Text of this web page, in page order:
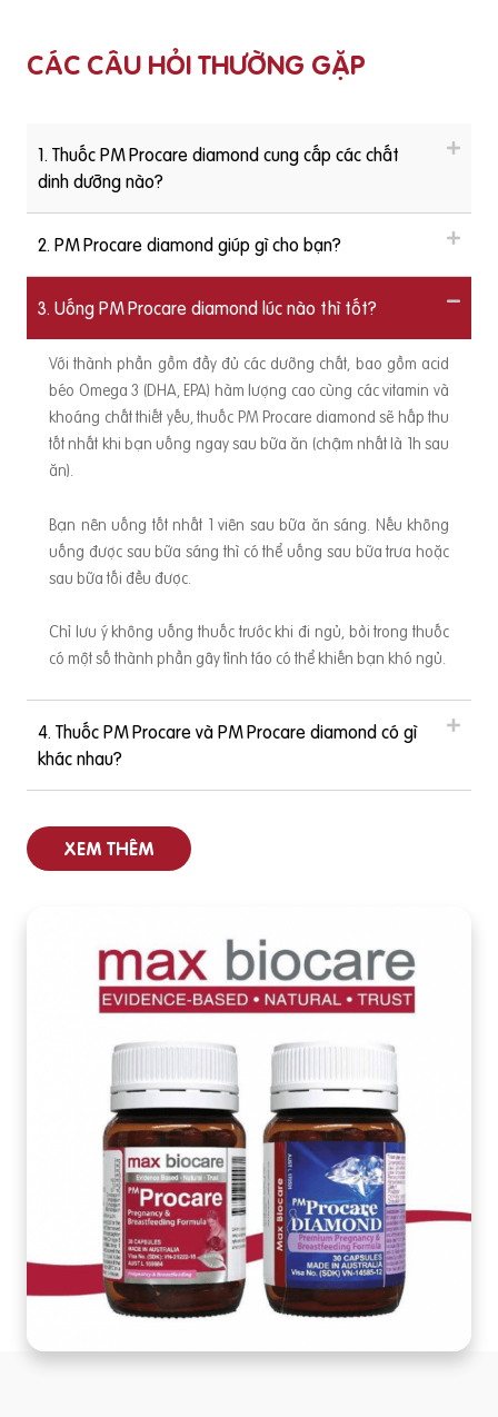
CÁC CÂU HỎI THƯỜNG GẶP
1. Thuốc PM Procare diamond cung cấp các chất
dinh dưỡng nào?
2. PM Procare diamond giúp gì cho bạn?
3. Uống PM Procare diamond lúc nào thì tốt?
Với thành phần gồm đầy đủ các dưỡng chất, bao gồm acid
béo Omega 3 (DHA, EPA) hàm lượng cao cùng các vitamin và
khoáng chất thiết yếu, thuốc PM Procare diamond sẽ hấp thu
tốt nhất khi bạn uống ngay sau bữa ăn (chậm nhất là 1h sau
ăn).
Bạn nên uống tốt nhất 1 viên sau bữa ăn sáng. Nếu không
uống được sau bữa sáng thì có thể uống sau bữa trưa hoặc
sau bữa tối đều được.
Chỉ lưu ý không uống thuốc trước khi đi ngủ, bởi trong thuốc
có một số thành phần gây tỉnh táo có thể khiến bạn khó ngủ.
4. Thuốc PM Procare và PM Procare diamond có gì
khác nhau?
XEM THÊM